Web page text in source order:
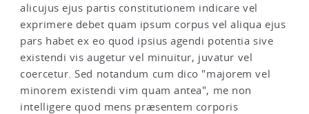
alicujus ejus partis constitutionem indicare vel
exprimere debet quam ipsum corpus vel aliqua ejus
pars habet ex eo quod ipsius agendi potentia sive
existendi vis augetur vel minuitur, juvatur vel
coercetur. Sed notandum cum dico "majorem vel
minorem existendi vim quam antea", me non
intelligere quod mens præsentem corporis